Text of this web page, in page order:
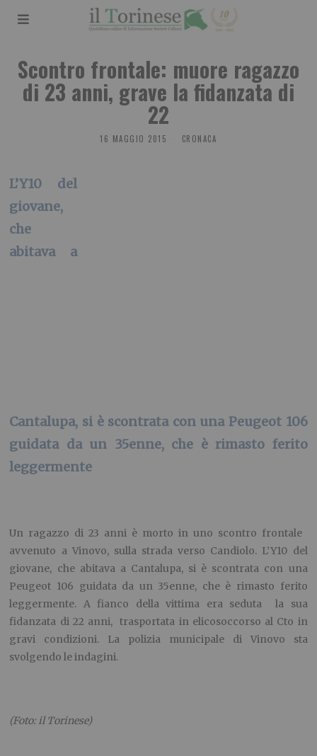
Scontro frontale: muore ragazzo
di 23 anni, grave la fidanzata di
22
16 MAGGIO 2015 CRONACA
L’Y10 del
giovane,
che
abitava a
Cantalupa, si è scontrata con una Peugeot 106
guidata da un 35enne, che è rimasto ferito
leggermente
Un ragazzo di 23 anni è morto in uno scontro frontale
avvenuto a Vinovo, sulla strada verso Candiolo. L’Y10 del
giovane, che abitava a Cantalupa, si è scontrata con una
Peugeot 106 guidata da un 35enne, che è rimasto ferito
leggermente. A fianco della vittima era seduta la sua
fidanzata di 22 anni, trasportata in elicosoccorso al Cto in
gravi condizioni. La polizia municipale di Vinovo sta
svolgendo le indagini.
(Foto: il Torinese)